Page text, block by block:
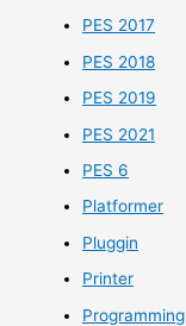
PES 2017
PES 2018
PES 2019
PES 2021
PES 6
Platformer
Pluggin
Printer
Programming